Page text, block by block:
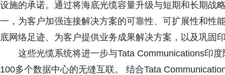
设施的承诺。通过将海底光缆容量升级与短期和长期战
一，为客户加强连接解决方案的可靠性、可扩展性和性
底网络足迹、为客户提供业务成果解决方案，以及巩固
这些光缆系统将进一步与Tata Communications印
100多个数据中心的无缝互联。 结合Tata